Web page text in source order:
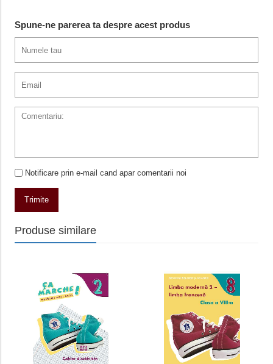
Spune-ne parerea ta despre acest produs
Notificare prin e-mail cand apar comentarii noi
Trimite
Produse similare